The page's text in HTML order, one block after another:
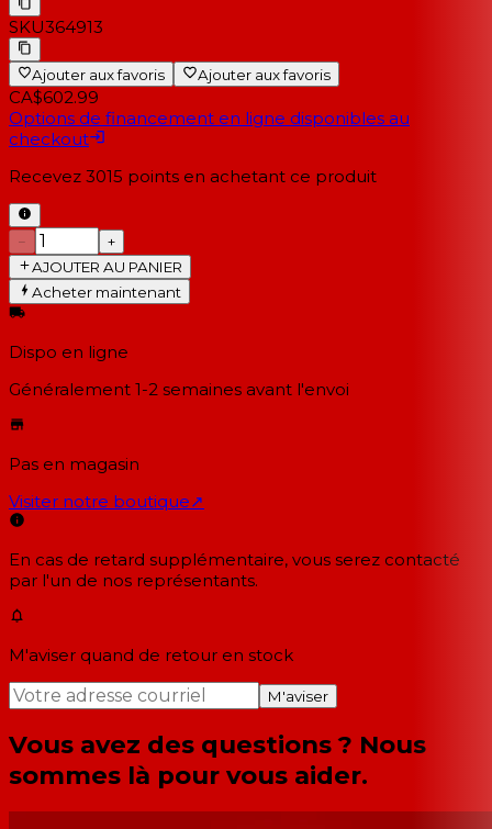
SKU364913
Ajouter aux favoris Ajouter aux favoris
CA$602.99
Options de financement en ligne disponibles au
checkout
Recevez 3015 points en achetant ce produit
−
+
AJOUTER AU PANIER
Acheter maintenant
Dispo en ligne
Généralement 1-2 semaines avant l'envoi
Pas en magasin
Visiter notre boutique↗
En cas de retard supplémentaire, vous serez contacté
par l'un de nos représentants.
M'aviser quand de retour en stock
M'aviser
Vous avez des questions ? Nous
sommes là pour vous aider.